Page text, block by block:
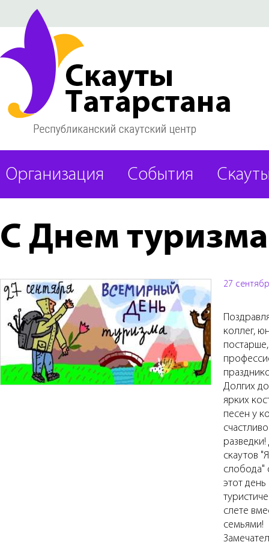
Организация События
С Днем
27
коллег,
Долгих
ярких
песен у
скаутов
слобода"
этот день
слете
семьями!